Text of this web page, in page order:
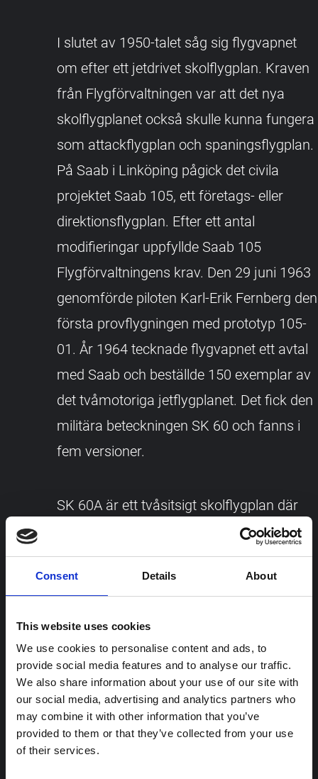
Consent Details About
This website uses cookies
We use cookies to personalise content and ads, to
provide social media features and to analyse our traffic.
We also share information about your use of our site with
our social media, advertising and analytics partners who
may combine it with other information that you’ve
provided to them or that they’ve collected from your use
of their services.
I slutet av 1950-talet såg sig flygvapnet
om efter ett jetdrivet skolflygplan. Kraven
från Flygförvaltningen var att det nya
skolflygplanet också skulle kunna fungera
som attackflygplan och spaningsflygplan.
På Saab i Linköping pågick det civila
projektet Saab 105, ett företags- eller
direktionsflygplan. Efter ett antal
modifieringar uppfyllde Saab 105
Flygförvaltningens krav. Den 29 juni 1963
genomförde piloten Karl-Erik Fernberg den
första provflygningen med prototyp 105-
01. År 1964 tecknade flygvapnet ett avtal
med Saab och beställde 150 exemplar av
det tvåmotoriga jetflygplanet. Det fick den
militära beteckningen SK 60 och fanns i
fem versioner.
SK 60A är ett tvåsitsigt skolflygplan där
lärare och elev sitter sida vid sida i
katapultstolar. Fån den 17 juli 1967 har
många blivande piloter fått sin jetskolning
SK 60B är en attackversion som under
vingarna har fästen för raketer eller
kapslar för automatkanoner.